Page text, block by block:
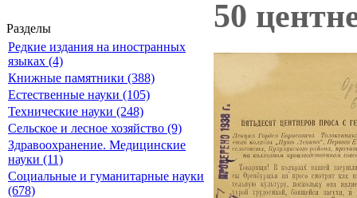
Разделы
Редкие издания на иностранных
языках (4)
Книжные памятники (388)
Естественные науки (105)
Технические науки (248)
Сельское и лесное хозяйство (9)
Здравоохранение. Медицинские
науки (11)
Социальные и гуманитарные науки
(678)
50